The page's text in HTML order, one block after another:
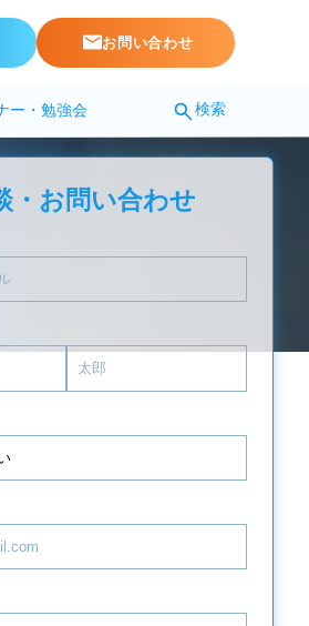
お問い合わせ
ー・勉強会 検索
・お問い合わせ